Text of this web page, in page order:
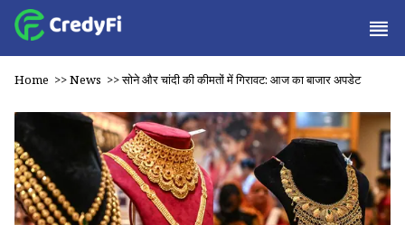
Home >>News >>सोने और चांदी की कीमतों में गिरावट: आज का बाजार अपडेट